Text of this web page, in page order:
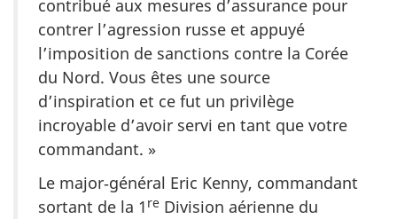
contribué aux mesures d’assurance pour
contrer l’agression russe et appuyé
l’imposition de sanctions contre la Corée
du Nord. Vous êtes une source
d’inspiration et ce fut un privilège
incroyable d’avoir servi en tant que votre
commandant. »
Le major‑général Eric Kenny, commandant
sortant de la 1 re Division aérienne du